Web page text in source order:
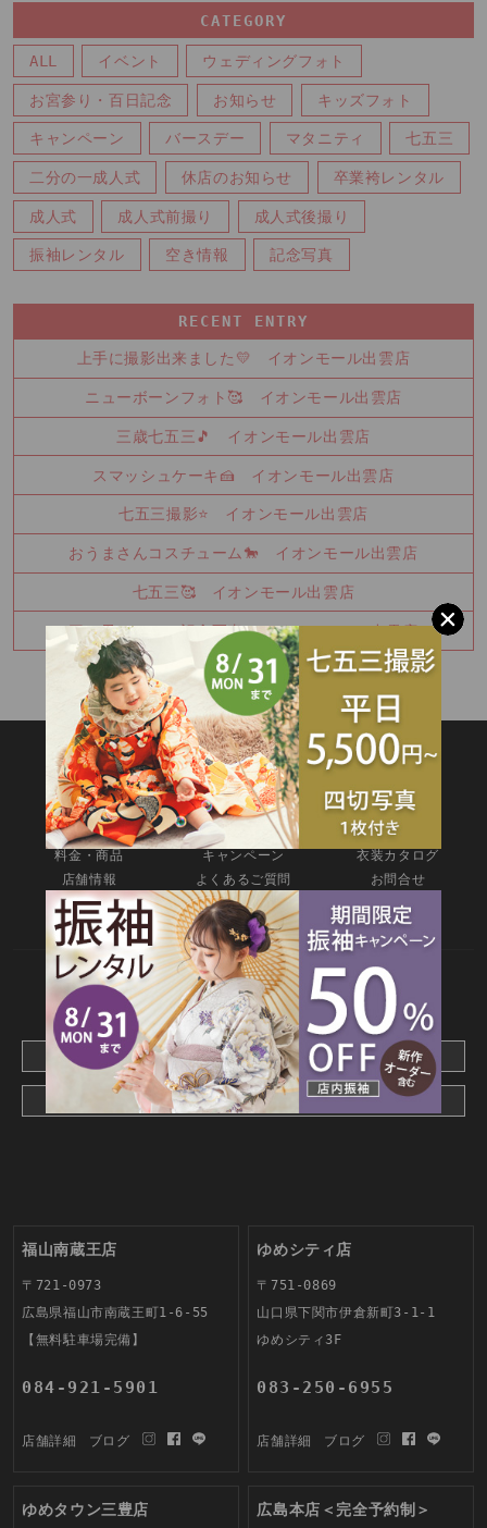
CATEGORY
ALL イベント ウェディングフォト
お宮参り・百日記念 お知らせ キッズフォト
キャンペーン バースデー マタニティ 七五三
二分の一成人式 休店のお知らせ 卒業袴レンタル
成人式 成人式前撮り 成人式後撮り
振袖レンタル 空き情報 記念写真
RECENT ENTRY
上手に撮影出来ました💛 イオンモール出雲店
ニューボーンフォト🥰 イオンモール出雲店
三歳七五三🎵 イオンモール出雲店
スマッシュケーキ🍰 イオンモール出雲店
七五三撮影⭐ イオンモール出雲店
おうまさんコスチューム🐎 イオンモール出雲店
七五三🥰 イオンモール出雲店
三つ子ちゃんの記念写真🍰 イオンモール出雲店
SITEMAP
TOP 新着情報
撮影メニュー
料金・商品
キャンペーン
衣装カタログ
店舗情報
よくあるご質問
お問合せ
web撮影予約
CONTACT
webでご予約はこちら
メールでお問合わせ
福山南蔵王店
〒721-0973
広島県福山市南蔵王町1-6-55
【無料駐車場完備】
084-921-5901
店舗詳細 ブログ
ゆめシティ店
〒751-0869
山口県下関市伊倉新町3-1-1
ゆめシティ3F
083-250-6955
店舗詳細 ブログ
ゆめタウン三豊店 広島本店＜完全予約制＞